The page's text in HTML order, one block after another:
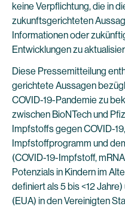
keine Verpflichtung, die in
zukunftsgerichteten
Informationen oder
Entwicklungen zu
Diese Pressemitteilung
gerichtete Aussagen
COVID-19-Pandemie zu
zwischen BioNTech und
Impfstoffs gegen COVID-
Impfstoffprogramm und
(COVID-19-Impfstoff,
Potenzials in Kindern im
definiert als 5 bis <12
(EUA) in den Vereinigten